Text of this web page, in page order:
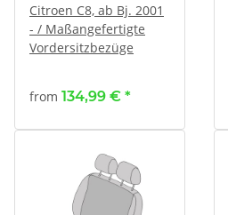
Citroen C8, ab Bj. 2001
- / Maßangefertigte
Vordersitzbezüge
from 134,99 € *